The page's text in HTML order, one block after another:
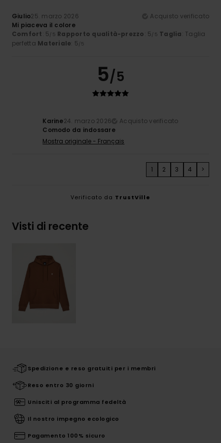
Giulio25. marzo 2026
Acquisto verificato
Mi piaceva il colore
Comfort: 5/5 Rapporto qualità-prezzo: 5/5 Taglia: Taglia
perfetta Materiale: 5/5
5/5
Karine24. marzo 2026
Acquisto verificato
Comodo da indossare
Mostra originale - Français
1 2 3 4 >
Verificato da TrustVille
Visti di recente
Spedizione e reso gratuiti per i membri
Reso entro 30 giorni
Unisciti al programma fedeltà
Il nostro impegno ecologico
Pagamento 100% sicuro